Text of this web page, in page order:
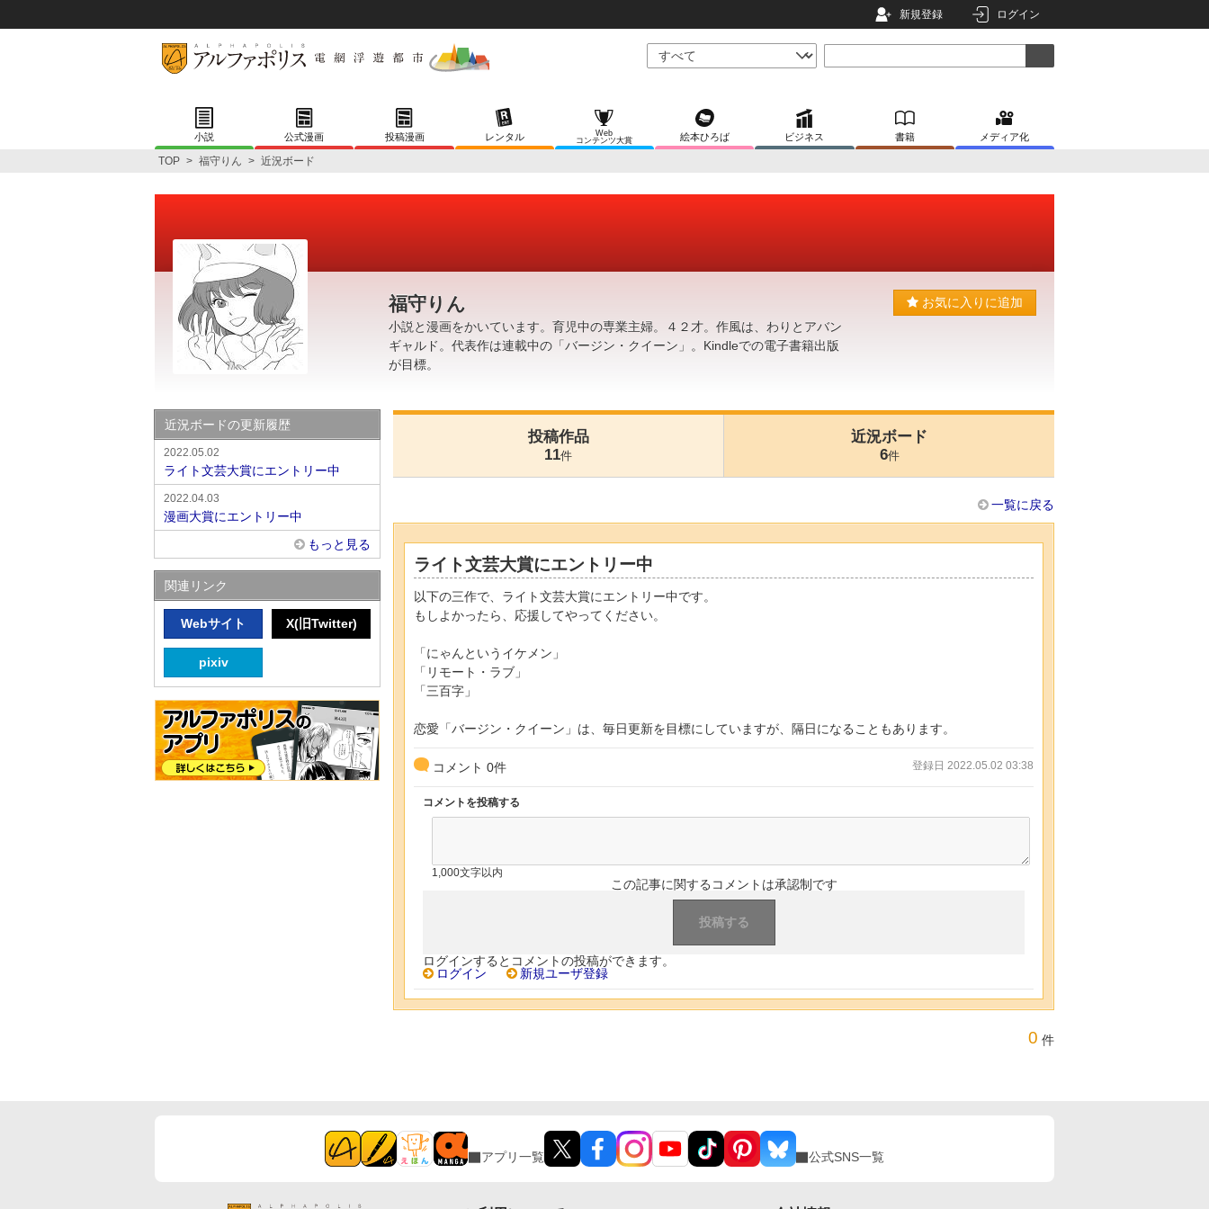
新規登録 ログイン
小説 公式漫画 投稿漫画 レンタル
Web
コンテンツ大賞
絵本ひろば ビジネス 書籍 メディア化
TOP > 福守りん > 近況ボード
福守りん
小説と漫画をかいています。育児中の専業主婦。４２才。作風は、わりとアバン
ギャルド。代表作は連載中の「バージン・クイーン」。Kindleでの電子書籍出版
が目標。
お気に入りに追加
投稿作品
11件
近況ボード
6件
一覧に戻る
ライト文芸大賞にエントリー中
以下の三作で、ライト文芸大賞にエントリー中です。
もしよかったら、応援してやってください。
「にゃんというイケメン」
「リモート・ラブ」
「三百字」
恋愛「バージン・クイーン」は、毎日更新を目標にしていますが、隔日になることもあります。
コメント 0件 登録日 2022.05.02 03:38
コメントを投稿する
1,000文字以内
この記事に関するコメントは承認制です
ログインするとコメントの投稿ができます。
ログイン
新規ユーザ登録
0 件
近況ボードの更新履歴
2022.05.02
ライト文芸大賞にエントリー中
2022.04.03
漫画大賞にエントリー中
もっと見る
関連リンク
Webサイト X(旧Twitter)
pixiv
アプリ一覧 公式SNS一覧